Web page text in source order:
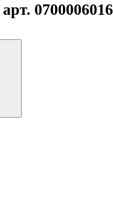
0700006016